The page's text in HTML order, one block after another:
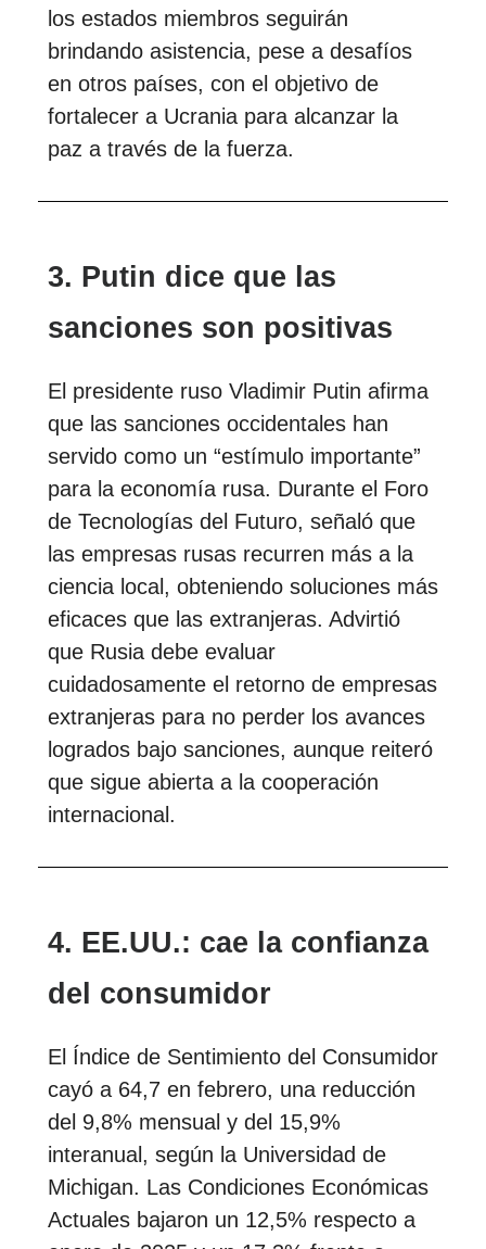
los estados miembros seguirán
brindando asistencia, pese a desafíos
en otros países, con el objetivo de
fortalecer a Ucrania para alcanzar la
paz a través de la fuerza.
3. Putin dice que las
sanciones son positivas
El presidente ruso Vladimir Putin afirma
que las sanciones occidentales han
servido como un “estímulo importante”
para la economía rusa. Durante el Foro
de Tecnologías del Futuro, señaló que
las empresas rusas recurren más a la
ciencia local, obteniendo soluciones más
eficaces que las extranjeras. Advirtió
que Rusia debe evaluar
cuidadosamente el retorno de empresas
extranjeras para no perder los avances
logrados bajo sanciones, aunque reiteró
que sigue abierta a la cooperación
internacional.
4. EE.UU.: cae la confianza
del consumidor
El Índice de Sentimiento del Consumidor
cayó a 64,7 en febrero, una reducción
del 9,8% mensual y del 15,9%
interanual, según la Universidad de
Michigan. Las Condiciones Económicas
Actuales bajaron un 12,5% respecto a